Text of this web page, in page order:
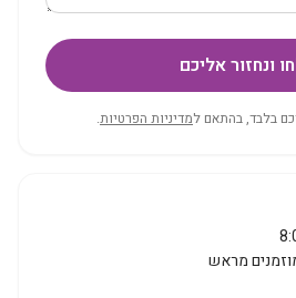
ונחזור אליכם
בלבד, בהתאם למדיניות הפרטיות.
מראש